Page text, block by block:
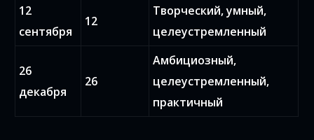
12
сентября
12
Творческий, умный,
целеустремленный
26
декабря
26
Амбициозный,
целеустремленный,
практичный